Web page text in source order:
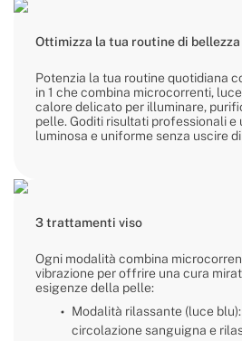
Ottimizza la tua routine di bellezza
Potenzia la tua routine quotidiana
in 1 che combina microcorrenti,
calore delicato per illuminare,
pelle. Goditi risultati professionali e
luminosa e uniforme senza uscire
3 trattamenti viso
Ogni modalità combina
vibrazione per offrire una cura
esigenze della pelle:
Modalità rilassante (luce
circolazione sanguigna e